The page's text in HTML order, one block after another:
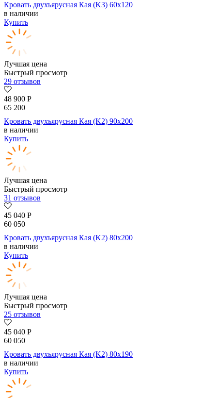
Кровать двухъярусная Кая (K3) 60х120
в наличии
Купить
Лучшая цена
Быстрый просмотр
29 отзывов
48 900 Р
65 200
Кровать двухъярусная Кая (K2) 90х200
в наличии
Купить
Лучшая цена
Быстрый просмотр
31 отзывов
45 040 Р
60 050
Кровать двухъярусная Кая (K2) 80х200
в наличии
Купить
Лучшая цена
Быстрый просмотр
25 отзывов
45 040 Р
60 050
Кровать двухъярусная Кая (K2) 80х190
в наличии
Купить